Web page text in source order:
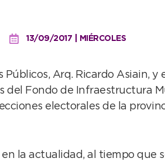
13/09/2017 | MIÉRCOLES
Públicos, Arq. Ricardo Asiain,
del Fondo de Infraestructura
electorales de la
la actualidad, al tiempo que